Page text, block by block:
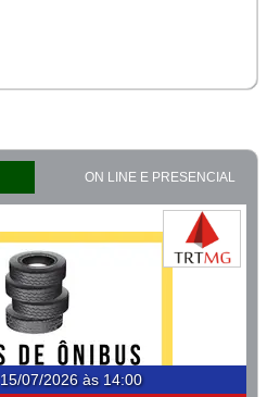
ON LINE E PRESENCIAL
15/07/2026 às 14:00